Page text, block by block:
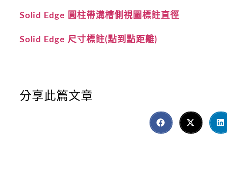
Solid Edge 圓柱帶溝槽側視圖標註直徑
Solid Edge 尺寸標註(點到點距離)
分享此篇文章